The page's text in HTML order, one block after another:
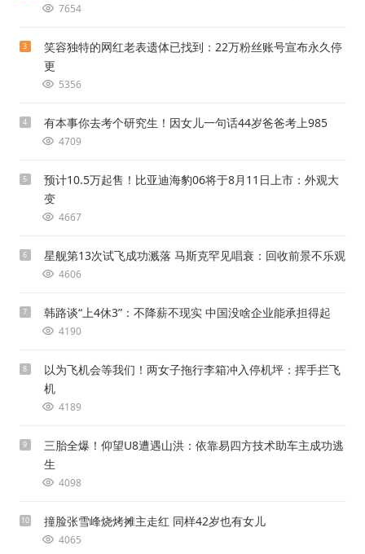
7654
3
笑容独特的网红老表遗体已找到：22万粉丝账号宣布永久停
更
5356
4 有本事你去考个研究生！因女儿一句话44岁爸爸考上985
4709
5
预计10.5万起售！比亚迪海豹06将于8月11日上市：外观大
变
4667
6 星舰第13次试飞成功溅落 马斯克罕见唱衰：回收前景不乐观
4606
7 韩路谈“上4休3”：不降薪不现实 中国没啥企业能承担得起
4190
8
以为飞机会等我们！两女子拖行李箱冲入停机坪：挥手拦飞
机
4189
9
三胎全爆！仰望U8遭遇山洪：依靠易四方技术助车主成功逃
生
4098
10 撞脸张雪峰烧烤摊主走红 同样42岁也有女儿
4065